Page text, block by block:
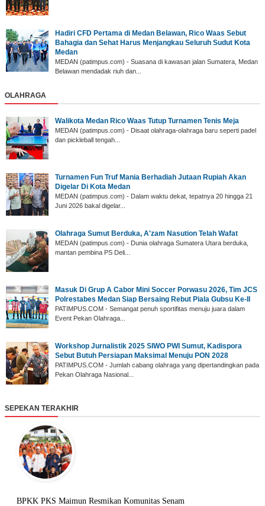
Hadiri CFD Pertama di Medan Belawan, Rico Waas Sebut
Bahagia dan Sehat Harus Menjangkau Seluruh Sudut Kota
Medan
MEDAN (patimpus.com) - Suasana di kawasan jalan Sumatera, Medan
Belawan mendadak riuh dan...
OLAHRAGA
Walikota Medan Rico Waas Tutup Turnamen Tenis Meja
MEDAN (patimpus.com) - Disaat olahraga-olahraga baru seperti padel
dan pickleball tengah...
‎Turnamen Fun Truf Mania Berhadiah Jutaan Rupiah Akan
Digelar Di Kota Medan
‎MEDAN (patimpus.com) - Dalam waktu dekat, tepatnya 20 hingga 21
Juni 2026 bakal digelar...
Olahraga Sumut Berduka, A'zam Nasution Telah Wafat
‎MEDAN (patimpus.com) - Dunia olahraga Sumatera Utara berduka,
mantan pembina PS Deli...
‎Masuk Di Grup A Cabor Mini Soccer Porwasu 2026, Tim JCS
Polrestabes Medan Siap Bersaing Rebut Piala Gubsu Ke-II
‎PATIMPUS.COM - Semangat penuh sportifitas menuju juara dalam
Event Pekan Olahraga...
‎Workshop Jurnalistik 2025 SIWO PWI Sumut, Kadispora
Sebut Butuh Persiapan Maksimal Menuju PON 2028
‎PATIMPUS.COM - Jumlah cabang olahraga yang dipertandingkan pada
Pekan Olahraga Nasional...
SEPEKAN TERAKHIR
BPKK PKS Maimun Resmikan Komunitas Senam